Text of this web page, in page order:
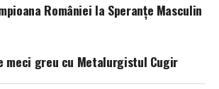
României la Speranțe Masculin
meci greu cu Metalurgistul Cugir